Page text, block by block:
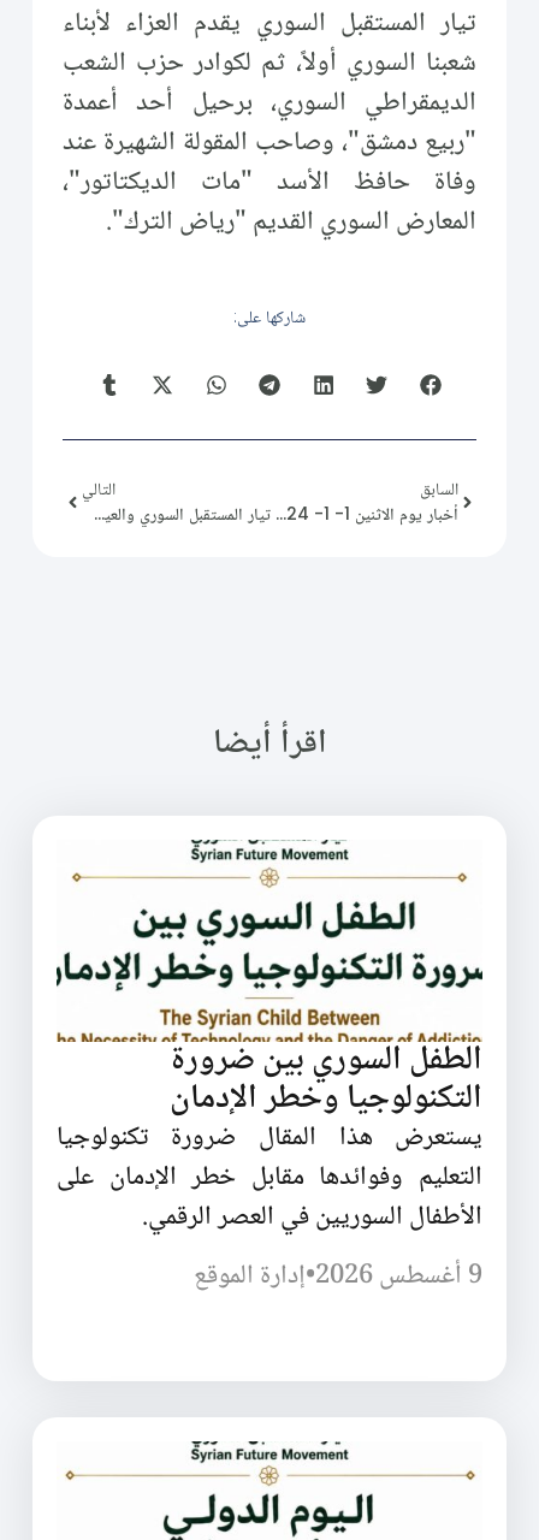
تيار المستقبل السوري يقدم العزاء لأبناء
شعبنا السوري أولاً، ثم لكوادر حزب الشعب
الديمقراطي السوري، برحيل أحد أعمدة
"ربيع دمشق"، وصاحب المقولة الشهيرة عند
وفاة حافظ الأسد "مات الديكتاتور"،
المعارض السوري القديم "رياض الترك".
شاركها على:
السابق
أخبار يوم الاثنين 1- 1- 2024.
التالي
تيار المستقبل السوري والعيش المشترك
اقرأ أيضا
الطفل السوري بين ضرورة
التكنولوجيا وخطر الإدمان
يستعرض هذا المقال ضرورة تكنولوجيا
التعليم وفوائدها مقابل خطر الإدمان على
الأطفال السوريين في العصر الرقمي.
9 أغسطس 2026
•إدارة الموقع